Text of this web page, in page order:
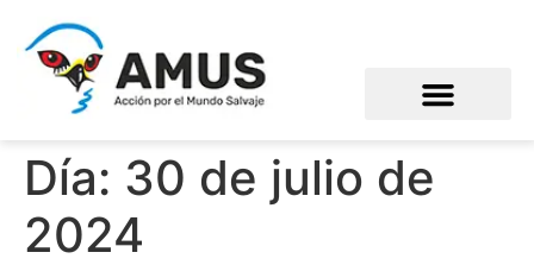
Día: 30 de julio de
2024